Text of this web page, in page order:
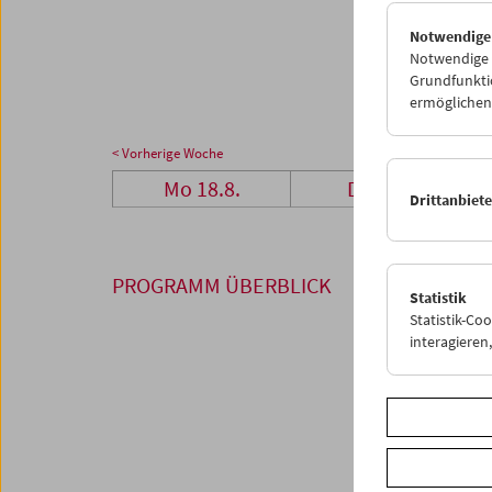
01
< Vorherige Woche
Mo 18.8. Di 19.8.
PROGRAMM ÜBERBLICK
Notwendige
Statistik
Statistik-